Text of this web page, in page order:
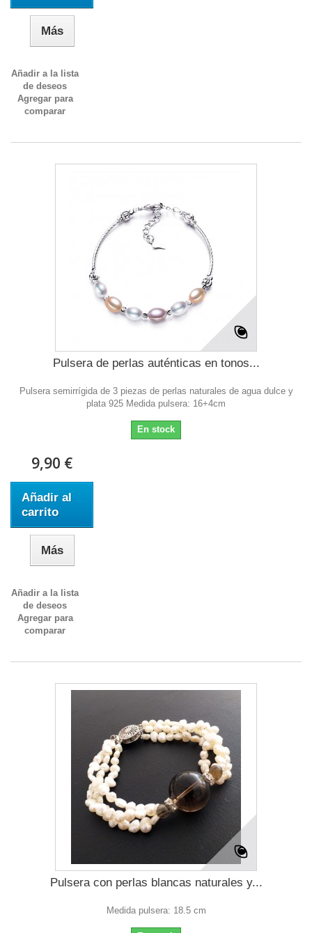
Más
Añadir a la lista
de deseos
Agregar para
comparar
Pulsera de perlas auténticas en tonos...
Pulsera semirrígida de 3 piezas de perlas naturales de agua dulce y
plata 925 Medida pulsera: 16+4cm
En stock
9,90 €
Añadir al
carrito
Más
Añadir a la lista
de deseos
Agregar para
comparar
Pulsera con perlas blancas naturales y...
Medida pulsera: 18.5 cm